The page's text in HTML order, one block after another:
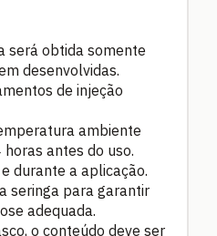
será obtida somente
desenvolvidas.
de injeção
ambiente
antes do uso.
durante a aplicação.
seringa para garantir
adequada.
o conteúdo deve ser